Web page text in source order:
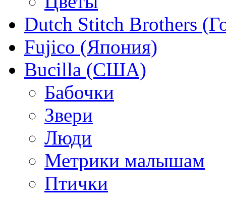
Dutch Stitch Brothers
Fujico (Япония)
Bucilla (США)
Бабочки
Звери
Люди
Метрики малышам
Птички